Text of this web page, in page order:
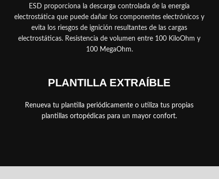
ESD proporciona la descarga controlada de la energía
electrostática que puede dañar los componentes electrónicos y
evita los riesgos de ignición resultantes de las cargas
electrostáticas. Resistencia de volumen entre 100 KiloOhm y
100 MegaOhm.
PLANTILLA EXTRAÍBLE
Renueva tu plantilla periódicamente o utiliza tus propias
plantillas ortopédicas para un mayor confort.